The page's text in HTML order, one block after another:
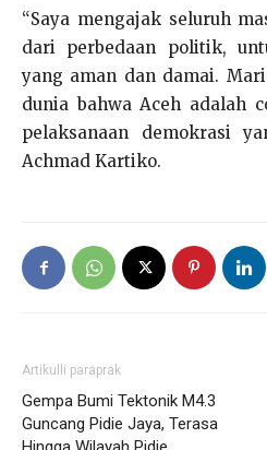
“Saya mengajak seluruh
dari perbedaan politik,
yang aman dan damai.
dunia bahwa Aceh adalah
pelaksanaan demokrasi
Achmad Kartiko.
Artikulli paraprak
Gempa Bumi Tektonik M4.3
Guncang Pidie Jaya, Terasa